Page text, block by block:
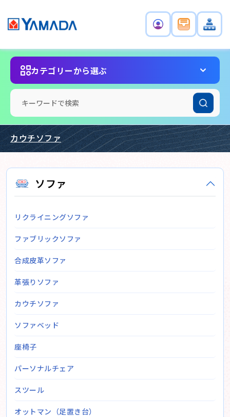
カテゴリーから選ぶ
カウチソファ
ソファ
リクライニングソファ
ファブリックソファ
合成皮革ソファ
革張りソファ
カウチソファ
ソファベッド
座椅子
パーソナルチェア
スツール
オットマン（足置き台）